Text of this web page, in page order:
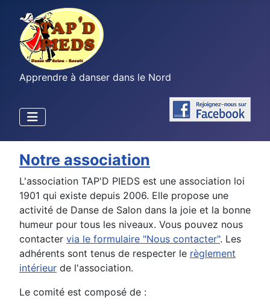
Apprendre à danser dans le Nord
Notre association
L'association TAP'D PIEDS est une association loi
1901 qui existe depuis 2006. Elle propose une
activité de Danse de Salon dans la joie et la bonne
humeur pour tous les niveaux. Vous pouvez nous
contacter via le formulaire "Nous contacter". Les
adhérents sont tenus de respecter le règlement
intérieur de l'association.
Le comité est composé de :